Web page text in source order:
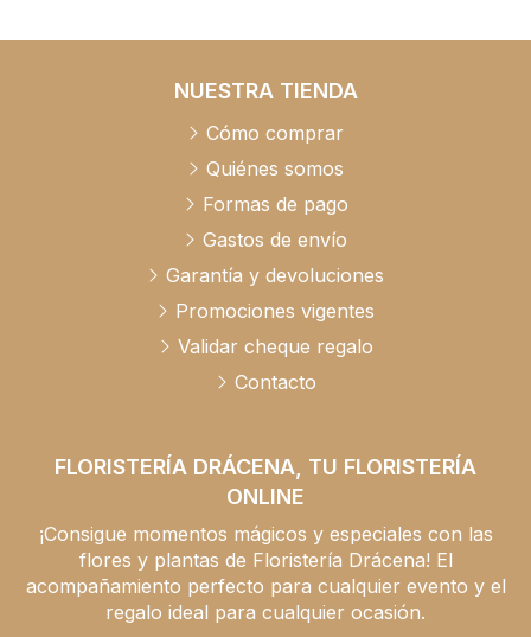
FLORISTERÍA DRÁCENA, TU FLORISTERÍA
ONLINE
¡Consigue momentos mágicos y especiales con las
flores y plantas de Floristería Drácena! El
acompañamiento perfecto para cualquier evento y el
regalo ideal para cualquier ocasión.
NUESTRA TIENDA
Cómo comprar
Quiénes somos
Formas de pago
Gastos de envío
Garantía y devoluciones
Promociones vigentes
Validar cheque regalo
Contacto